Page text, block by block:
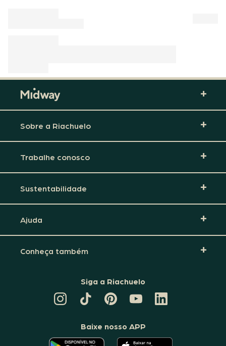
Sobre a Riachuelo
Trabalhe conosco
Sustentabilidade
Ajuda
Conheça também
Siga a Riachuelo
TIKTOK
DA
PINTEREST
DA
CANAL
DA
RIACHUELO
LINKEDIN
DA
Baixe nosso APP
O O